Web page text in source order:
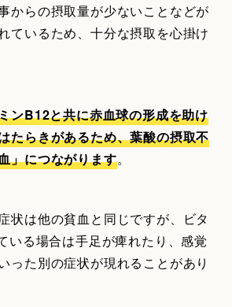
からの摂取量が少ないことなどが
ているため、十分な摂取を心掛け
ンB12と共に赤血球の形成を助け
たらきがあるため、葉酸の摂取不
」につながります。
状は他の貧血と同じですが、ビタ
いる場合は手足が痺れたり、感覚
った別の症状が現れることがあり